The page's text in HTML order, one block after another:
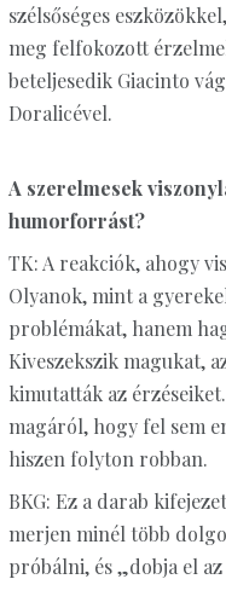
szélsőséges
meg felfokozott
beteljesedik Giacinto
Doralicével.
A szerelmesek
humorforrást?
TK: A reakciók, ahogy
Olyanok, mint a
problémákat, hanem
Kiveszekszik magukat,
kimutatták az
magáról, hogy fel sem
hiszen folyton robban.
BKG: Ez a darab
merjen minél több
próbálni, és „dobja el az